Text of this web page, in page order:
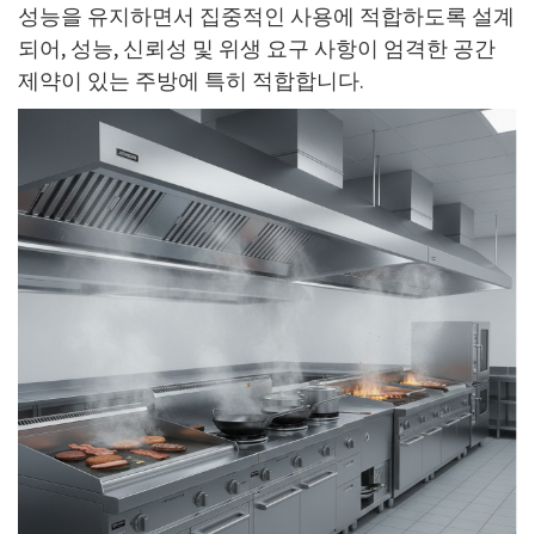
성능을 유지하면서 집중적인 사용에 적합하도록 설계
되어, 성능, 신뢰성 및 위생 요구 사항이 엄격한 공간
제약이 있는 주방에 특히 적합합니다.